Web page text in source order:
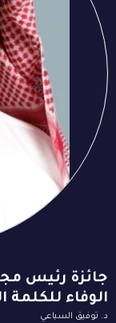
جائزة رئيس
الوفاء للكلمة
د. توفيق السباعي